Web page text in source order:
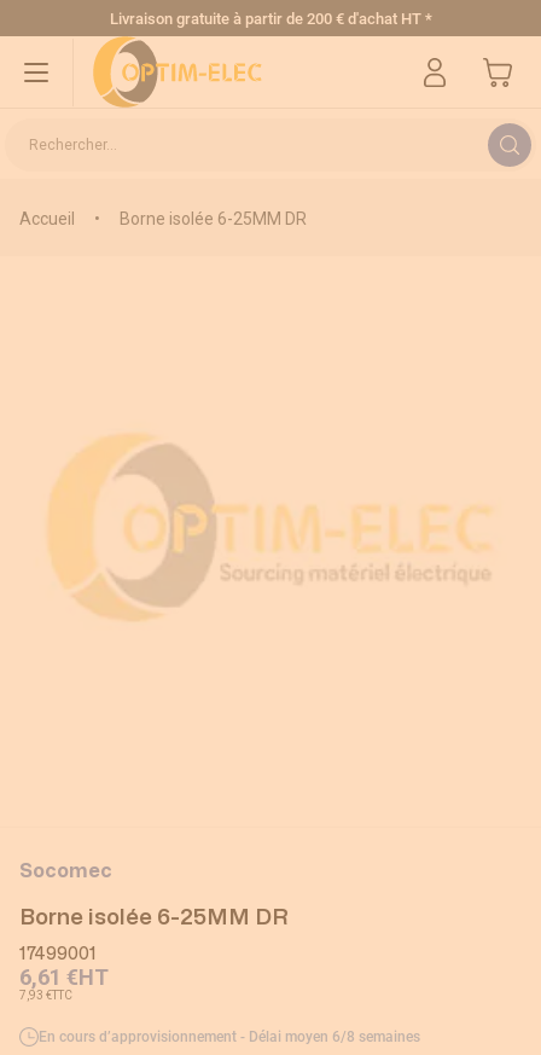
Allez au contenuLivraison gratuite à partir de 200 € d'achat HT *
Mon
Rechercher...
Accueil • Borne isolée 6-25MM DR
Socomec
Borne isolée 6-25MM DR
17499001
6,61 €HT
7,93 €TTC
En cours d’approvisionnement - Délai moyen 6/8 semaines